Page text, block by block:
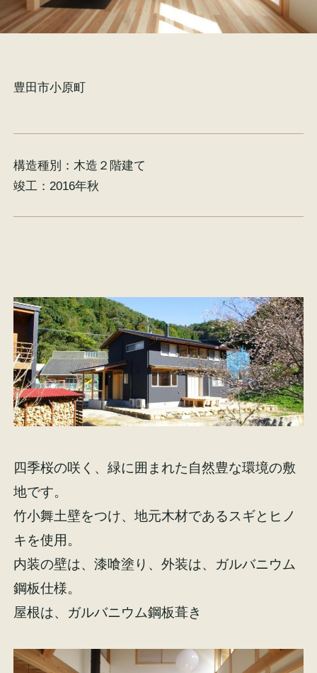
豊田市小原町
構造種別：木造２階建て
竣工： 2016年秋
四季桜の咲く、緑に囲まれた自然豊な環境の敷
地です。
竹小舞土壁をつけ、地元木材であるスギとヒノ
キを使用。
内装の壁は、漆喰塗り、外装は、ガルバニウム
鋼板仕様。
屋根は、ガルバニウム鋼板葺き
施工事例 お客様の声
オンラインショップ
資料請求 お問い合わせ